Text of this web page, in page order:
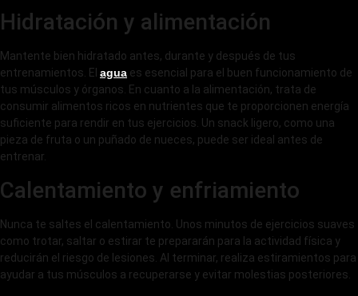
Hidratación y alimentación
Mantente bien hidratado antes, durante y después de tus
entrenamientos. El agua es esencial para el buen funcionamiento de
tus músculos y órganos. En cuanto a la alimentación, trata de
consumir alimentos ricos en nutrientes que te proporcionen energía
suficiente para rendir en tus ejercicios. Un snack ligero, como una
pieza de fruta o un puñado de nueces, puede ser ideal antes de
entrenar.
Calentamiento y enfriamiento
Nunca te saltes el calentamiento. Unos minutos de ejercicios suaves
como trotar, saltar o estirar te prepararán para la actividad física y
reducirán el riesgo de lesiones. Al terminar, realiza estiramientos para
ayudar a tus músculos a recuperarse y evitar molestias posteriores.